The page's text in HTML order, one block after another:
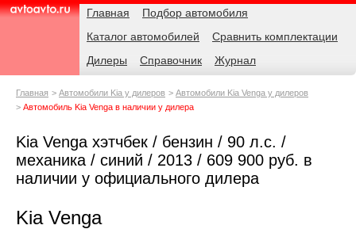
AvtoAvto.ru
Навигация Главная
Подбор автомобиля
Каталог автомобилей
Сравнить комплектации
Дилеры
Справочник Журнал
Родительские
Главная Автомобили Kia у дилеров
Автомобили Kia Venga у дилеров
Автомобиль Kia Venga в наличии у дилера
Kia Venga хэтчбек / бензин / 90 л.с. /
механика / синий / 2013 / 609 900 руб. в
наличии у официального дилера
Kia Venga